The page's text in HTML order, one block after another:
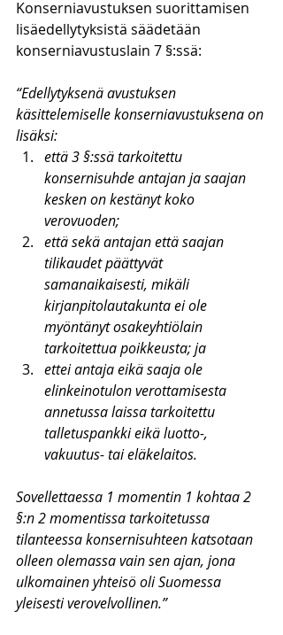
Konserniavustuksen suorittamisen
lisäedellytyksistä säädetään
konserniavustuslain 7 §:ssä:
“Edellytyksenä avustuksen
käsittelemiselle konserniavustuksena on
lisäksi:
että 3 §:ssä tarkoitettu
konsernisuhde antajan ja saajan
kesken on kestänyt koko
verovuoden;
että sekä antajan että saajan
tilikaudet päättyvät
samanaikaisesti, mikäli
kirjanpitolautakunta ei ole
myöntänyt osakeyhtiölain
tarkoitettua poikkeusta; ja
ettei antaja eikä saaja ole
elinkeinotulon verottamisesta
annetussa laissa tarkoitettu
talletuspankki eikä luotto-,
vakuutus- tai eläkelaitos.
Sovellettaessa 1 momentin 1 kohtaa 2
§:n 2 momentissa tarkoitetussa
tilanteessa konsernisuhteen katsotaan
olleen olemassa vain sen ajan, jona
ulkomainen yhteisö oli Suomessa
yleisesti verovelvollinen.”